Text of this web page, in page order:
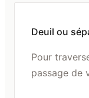
Deuil ou
Pour
passage de